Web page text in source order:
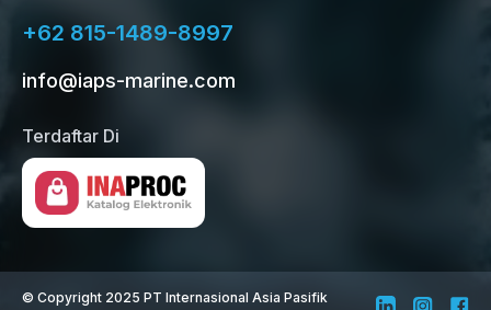
+62 815-1489-8997
info@iaps-marine.com
Terdaftar Di
© Copyright 2025 PT Internasional Asia Pasifik